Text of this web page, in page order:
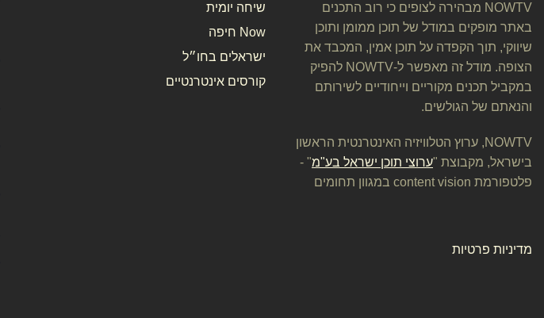
שיחה יומית
Now חיפה
ישראלים בחו״ל
קורסים אינטרנטיים
NOWTV מבהירה לצופים כי רוב התכנים
באתר מופקים במודל של תוכן ממומן ותוכן
שיווקי, תוך הקפדה על תוכן אמין, המכבד את
הצופה. מודל זה מאפשר ל-NOWTV להפיק
במקביל תכנים מקוריים וייחודיים לשירותם
והנאתם של הגולשים.
NOWTV, ערוץ הטלוויזיה האינטרנטית הראשון
בישראל, מקבוצת "ערוצי תוכן ישראל בע"מ" -
פלטפורמת content vision במגוון תחומים
מדיניות פרטיות